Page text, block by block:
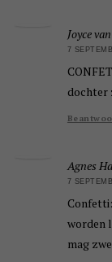
Joyce
7
dochter
Agnes
7
worden
mag